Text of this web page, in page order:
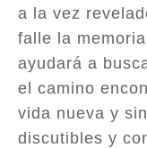
a la vez
falle la
ayudará a
el camino
vida nueva y
discutibles y